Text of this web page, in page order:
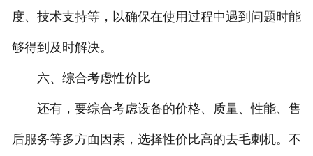
度、技术支持等，以确保在使用过程中遇到问题时能
够得到及时解决。
六、综合考虑性价比
还有，要综合考虑设备的价格、质量、性能、售
后服务等多方面因素，选择性价比高的去毛刺机。不